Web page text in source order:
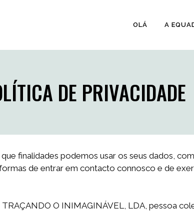
OLÁ A
DE PRIVACIDADE
finalidades podemos usar os seus dados,
de entrar em contacto connosco e de
O INIMAGINÁVEL, LDA, pessoa